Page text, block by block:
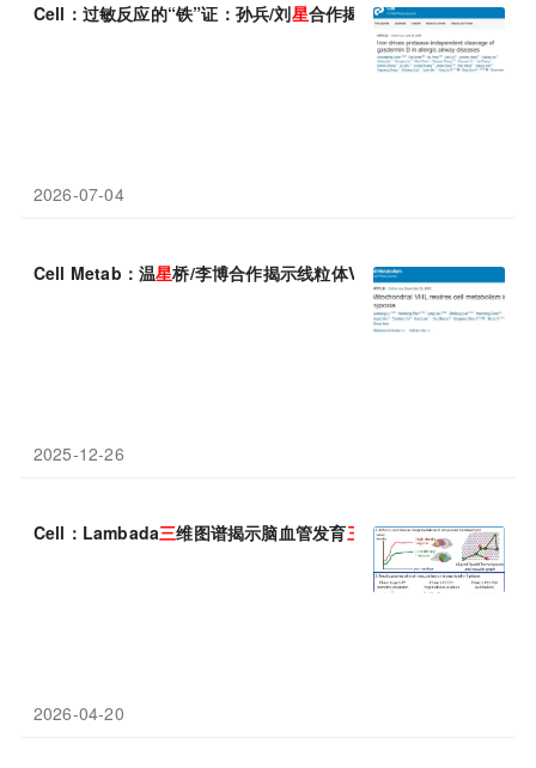
Cell：过敏反应的“铁”证：孙兵/刘星合作揭示铁催化GSDMD切割
2026-07-04
Cell Metab：温星桥/李博合作揭示线粒体VHL在缺氧条件下的新
2025-12-26
Cell：Lambada三维图谱揭示脑血管发育三 阶段——从均匀扩张
2026-04-20